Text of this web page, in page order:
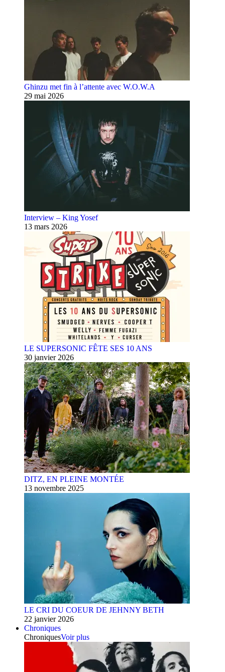
Ghinzu met fin à l’attente avec W.O.W.A
29 mai 2026
Interview – King Yosef
13 mars 2026
LE SUPERSONIC FÊTE SES 10 ANS
30 janvier 2026
DITZ, EN PLEINE MONTÉE
13 novembre 2025
LE CRI DU COEUR DE JEHNNY BETH
22 janvier 2026
Chroniques
ChroniquesVoir plus